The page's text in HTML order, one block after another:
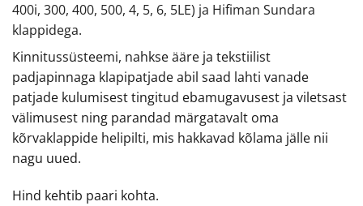
400i, 300, 400, 500, 4, 5, 6, 5LE) ja Hifiman Sundara
klappidega.
Kinnitussüsteemi, nahkse ääre ja tekstiilist
padjapinnaga klapipatjade abil saad lahti vanade
patjade kulumisest tingitud ebamugavusest ja viletsast
välimusest ning parandad märgatavalt oma
kõrvaklappide helipilti, mis hakkavad kõlama jälle nii
nagu uued.
Hind kehtib paari kohta.